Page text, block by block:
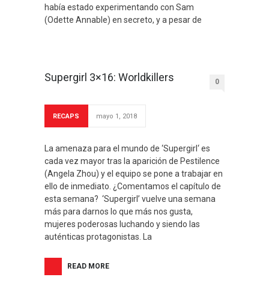
había estado experimentando con Sam
(Odette Annable) en secreto, y a pesar de
Supergirl 3×16: Worldkillers 0
RECAPS mayo 1, 2018
La amenaza para el mundo de ‘Supergirl‘ es
cada vez mayor tras la aparición de Pestilence
(Angela Zhou) y el equipo se pone a trabajar en
ello de inmediato. ¿Comentamos el capítulo de
esta semana? ‘Supergirl’ vuelve una semana
más para darnos lo que más nos gusta,
mujeres poderosas luchando y siendo las
auténticas protagonistas. La
READ MORE